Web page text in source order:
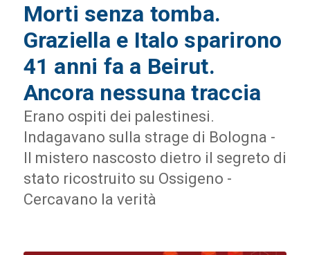
Morti senza tomba.
Graziella e Italo sparirono
41 anni fa a Beirut.
Ancora nessuna traccia
Erano ospiti dei palestinesi.
Indagavano sulla strage di Bologna -
Il mistero nascosto dietro il segreto di
stato ricostruito su Ossigeno -
Cercavano la verità